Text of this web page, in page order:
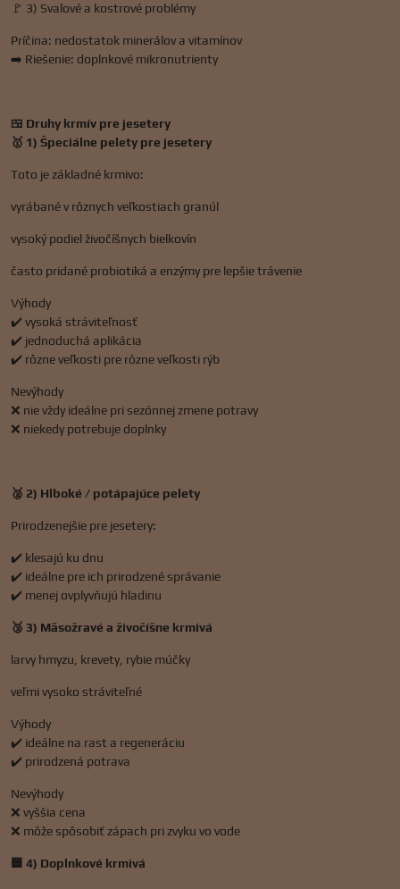
🚩 3) Svalové a kostrové problémy
Príčina: nedostatok minerálov a vitamínov
➡️ Riešenie: doplnkové mikronutrienty
🍱 Druhy krmív pre jesetery
🥇 1) Špeciálne pelety pre jesetery
Toto je základné krmivo:
vyrábané v rôznych veľkostiach granúl
vysoký podiel živočíšnych bielkovín
často pridané probiotiká a enzýmy pre lepšie trávenie
Výhody
✔️ vysoká stráviteľnosť
✔️ jednoduchá aplikácia
✔️ rôzne veľkosti pre rôzne veľkosti rýb
Nevýhody
❌ nie vždy ideálne pri sezónnej zmene potravy
❌ niekedy potrebuje doplnky
🥈 2) Hlboké / potápajúce pelety
Prirodzenejšie pre jesetery:
✔️ klesajú ku dnu
✔️ ideálne pre ich prirodzené správanie
✔️ menej ovplyvňujú hladinu
🥉 3) Mäsožravé a živočíšne krmivá
larvy hmyzu, krevety, rybie múčky
veľmi vysoko stráviteľné
Výhody
✔️ ideálne na rast a regeneráciu
✔️ prirodzená potrava
Nevýhody
❌ vyššia cena
❌ môže spôsobiť zápach pri zvyku vo vode
🟦 4) Doplnkové krmivá